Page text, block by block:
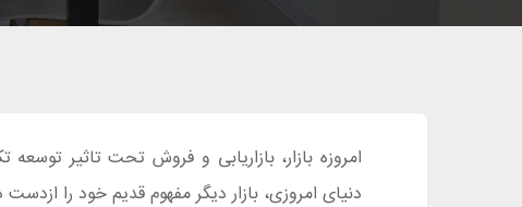
امروزه بازار، بازاریابی و فروش تحت تاثیر
دنیای امروزی، بازار دیگر مفهوم قدیم خود را